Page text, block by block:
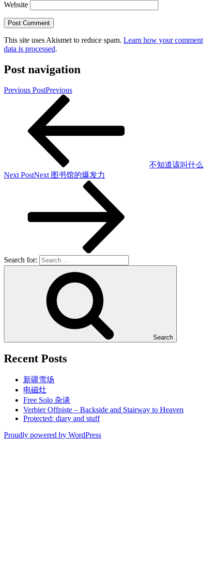
Website
This site uses Akismet to reduce spam. Learn how your comment
data is processed.
Post navigation
Previous PostPrevious
不知道该叫什么
Next PostNext 图书馆的爆发力
Search for:
Search
Recent Posts
新疆雪场
电磁灶
Free Solo 杂谈
Verbier Offpiste – Backside and Stairway to Heaven
Protected: diary and stuff
Proudly powered by WordPress